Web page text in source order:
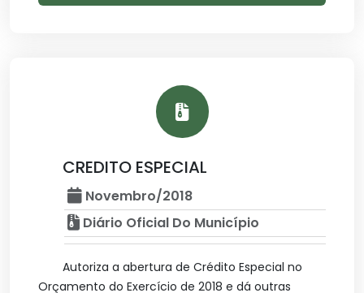
CREDITO ESPECIAL
Novembro/2018
Diário Oficial Do Município
Autoriza a abertura de Crédito Especial no
Orçamento do Exercício de 2018 e dá outras